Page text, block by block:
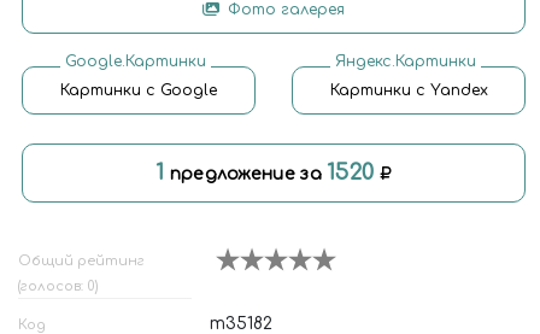
Фото галерея
Google.Картинки
Картинки с Google
Яндекс.Картинки
Картинки с Yandex
1 предложение за 1520
Общий рейтинг
(голосов: 0)
Код m35182